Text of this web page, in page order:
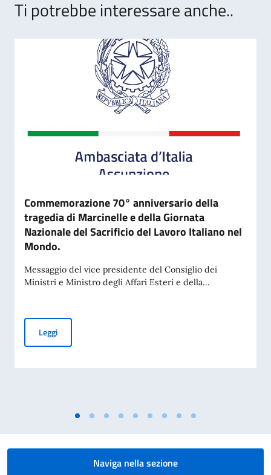
Ti potrebbe interessare anche..
Commemorazione 70° anniversario della
tragedia di Marcinelle e della Giornata
Nazionale del Sacrificio del Lavoro Italiano nel
Mondo.
Messaggio del vice presidente del Consiglio dei
Ministri e Ministro degli Affari Esteri e della...
LeggiCommemorazione 70° anniversario della tragedia di
Naviga nella sezione